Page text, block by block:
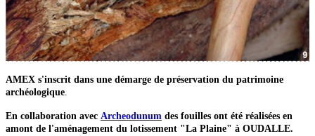
AMEX s'inscrit dans une démarge de préservation du patrimoine
archéologique.
En collaboration avec Archeodunum des fouilles ont été réalisées en
amont de l'aménagement du lotissement "La Plaine" à OUDALLE.